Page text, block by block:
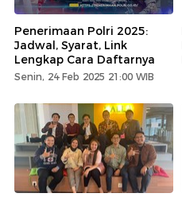
Penerimaan Polri 2025:
Jadwal, Syarat, Link
Lengkap Cara Daftarnya
Senin, 24 Feb 2025 21:00 WIB